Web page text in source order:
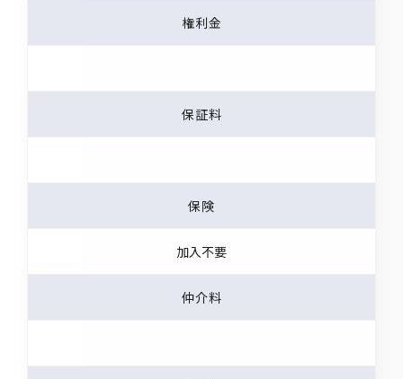
権利金
保証料
保険
加入不要
仲介料